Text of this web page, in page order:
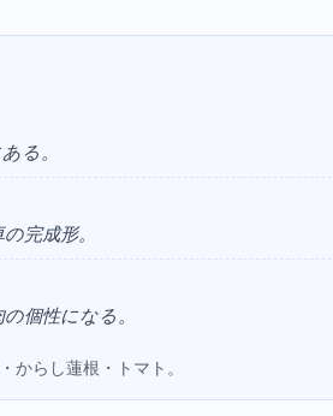
る。
完成形。
個性になる。
らし蓮根・トマト。